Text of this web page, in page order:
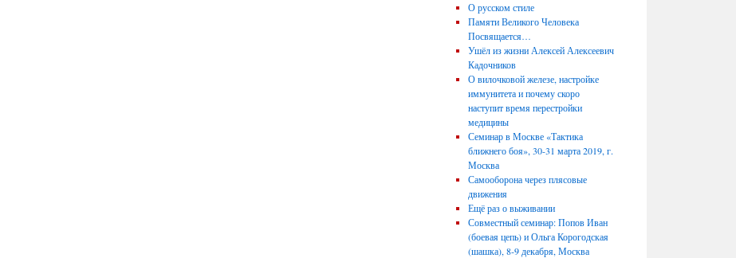
О русском стиле
Памяти Великого Человека
Посвящается…
Ушёл из жизни Алексей Алексеевич
Кадочников
О вилочковой железе, настройке
иммунитета и почему скоро
наступит время перестройки
медицины
Семинар в Москве «Тактика
ближнего боя», 30-31 марта 2019, г.
Москва
Самооборона через плясовые
движения
Ещё раз о выживании
Совместный семинар: Попов Иван
(боевая цепь) и Ольга Корогодская
(шашка), 8-9 декабря, Москва